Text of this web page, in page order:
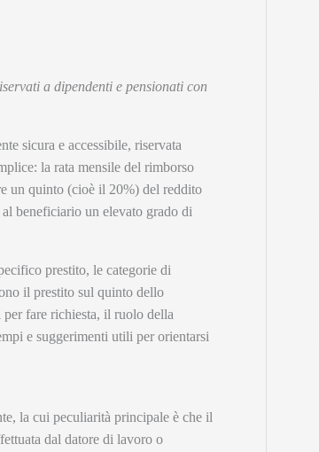
a dipendenti e pensionati con
sicura e accessibile, riservata
la rata mensile del rimborso
un quinto (cioè il 20%) del reddito
beneficiario un elevato grado di
prestito, le categorie di
il prestito sul quinto dello
fare richiesta, il ruolo della
e suggerimenti utili per orientarsi
la cui peculiarità principale è che il
dal datore di lavoro o